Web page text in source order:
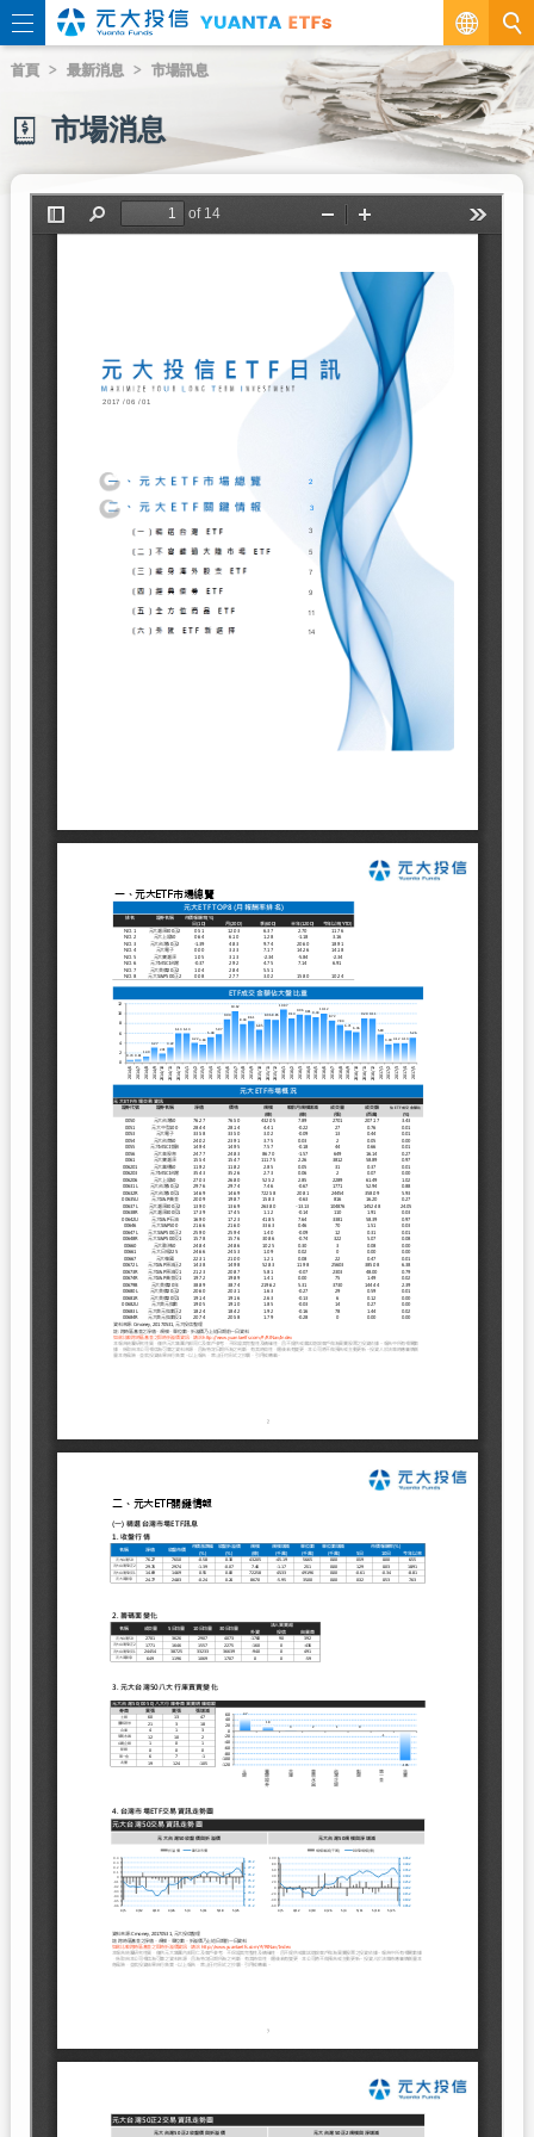
繁
EN
首頁 最新消息 市場訊息
市場消息